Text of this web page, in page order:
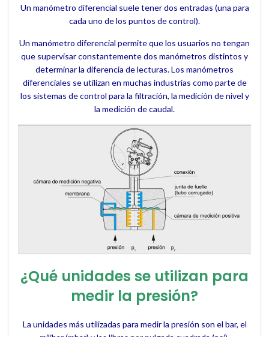
Un manómetro diferencial suele tener dos entradas (una para
cada uno de los puntos de control).
Un manómetro diferencial permite que los usuarios no tengan
que supervisar constantemente dos manómetros distintos y
determinar la diferencia de lecturas. Los manómetros
diferenciales se utilizan en muchas industrias como parte de
los sistemas de control para la filtración, la medición de nivel y
la medición de caudal.
¿Qué unidades se utilizan para
medir la presión?
La unidades más utilizadas para medir la presión son el bar, el